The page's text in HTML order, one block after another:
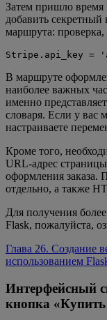
Затем пришло
добавить
маршрута: проверка,
Stripe.api_key =
В маршруте
наиболее важных
именно
словаря. Если у вас
настраиваете
Кроме того,
URL-адрес
оформления заказа.
отдельно, а также
Для получения
Flask, пожалуйста,
Глава 26. Создание
использованием
Интерфейсный
кнопка «Купить